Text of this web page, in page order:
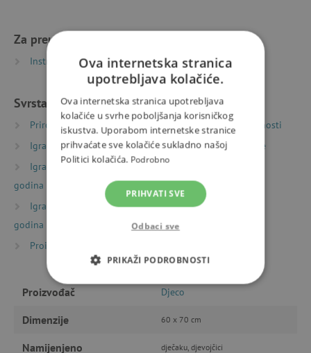
Za preuzimanje
Instrukce k sestavení | PDF | 1.54 MB
Svrstano u kategorije
Priroda i sport Sportske igre
Pokretne aktivnosti
Igračke prema starosti
Igre i igračke za predškolce
Igračke prema starosti
Igre i igračke za djecu od 6
godina
Igračke prema starosti
Igre i igračke za djecu od 9
godina
Proizvođači
Proizvođač Djeco
Dimenzije 60 x 70 cm
Namijenjeno dječaku, djevojčici
Ova internetska stranica
upotrebljava kolačiće.
Ova internetska stranica upotrebljava
kolačiće u svrhe poboljšanja korisničkog
iskustva. Uporabom internetske stranice
prihvaćate sve kolačiće sukladno našoj
Politici kolačića. Podrobno
PRIHVATI SVE
Odbaci sve
PRIKAŽI PODROBNOSTI
NUŽNO POTREBNI KOLAČIĆI
CILJANOST